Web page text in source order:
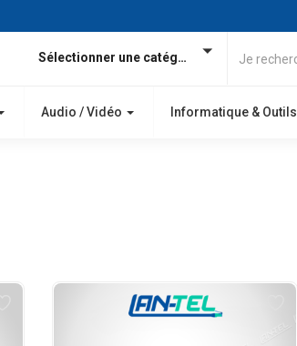
Sélectionner une catégorie
Audio / Vidéo Informatique & Outils